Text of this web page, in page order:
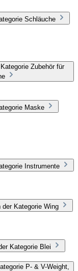
Schläuche
Zubehör für
Maske
Instrumente
Kategorie Wing
Kategorie Blei
P- & V-Weight,